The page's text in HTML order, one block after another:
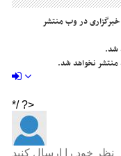
در وب منتشر
شد.
منتشر نخواهد شد.